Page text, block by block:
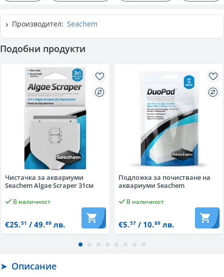
Производител: Seachem
Подобни продукти
Чистачка за аквариуми
Seachem Algae Scraper 31см
В наличност
€25.51 / 49.89лв.
Подложка за почистване на
аквариуми Seachem
В наличност
€5.57/ 10.89лв.
Описание